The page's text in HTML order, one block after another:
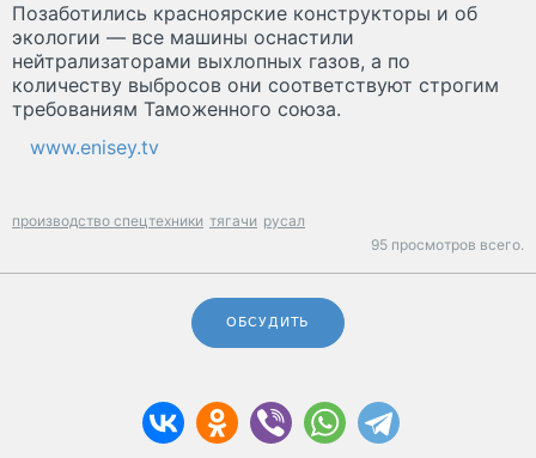
Позаботились красноярские конструкторы и об
экологии — все машины оснастили
нейтрализаторами выхлопных газов, а по
количеству выбросов они соответствуют строгим
требованиям Таможенного союза.
www.enisey.tv
производство спецтехники тягачи русал
95 просмотров всего.
ОБСУДИТЬ